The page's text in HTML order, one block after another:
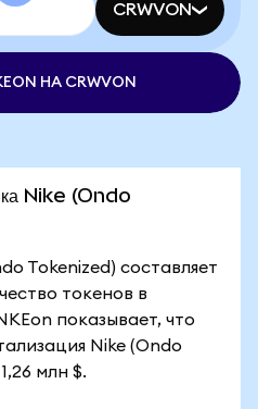
CRWVON
НА CRWVON
Nike (Ondo
Tokenized) составляет
токенов в
показывает, что
Nike (Ondo
млн $.